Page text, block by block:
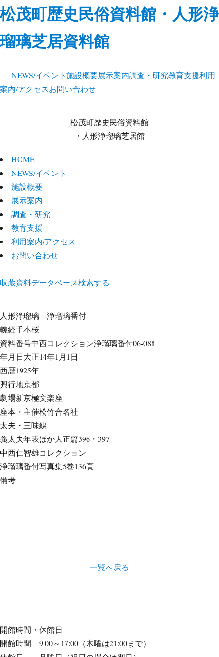
松茂町歴史民俗資料館・人形浄
瑠璃芝居資料館
NEWS/イベント施設概要展示案内調査・研究教育支援利用
案内/アクセスお問い合わせ
松茂町歴史民俗資料館
・人形浄瑠璃芝居館
HOME
NEWS/イベント
施設概要
展示案内
調査・研究
教育支援
利用案内/アクセス
お問い合わせ
収蔵資料データベース検索する
人形浄瑠璃 浄瑠璃番付
義経千本桜
資料番号中西コレクション浄瑠璃番付06-088
年月日大正14年1月1日
西暦1925年
興行地京都
劇場新京極文楽座
座本・主催松竹合名社
太夫・三味線
義太夫年表ほか大正篇396・397
中西仁智雄コレクション
浄瑠璃番付写真集5巻136頁
備考
一覧へ戻る
開館時間・休館日
開館時間 9:00～17:00（木曜は21:00まで）